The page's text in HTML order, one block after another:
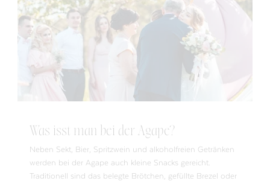
Was isst man bei der Agape?
Neben Sekt, Bier, Spritzwein und alkoholfreien Getränken
werden bei der Agape auch kleine Snacks gereicht.
Traditionell sind das belegte Brötchen, gefüllte Brezel oder